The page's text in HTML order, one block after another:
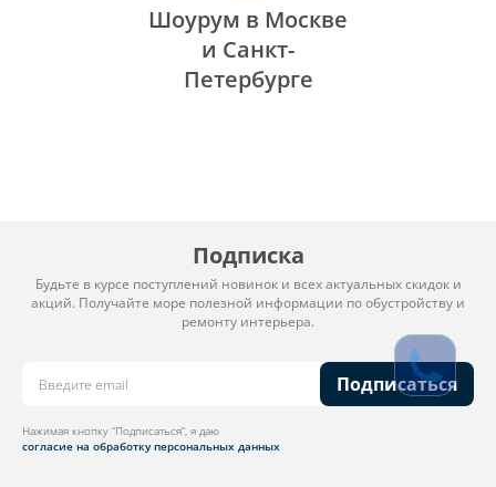
Шоурум в Москве
и Санкт-
Петербурге
Подписка
Будьте в курсе поступлений новинок и всех актуальных скидок и
акций. Получайте море полезной информации по обустройству и
ремонту интерьера.
Подписаться
Нажимая кнопку “Подписаться”, я даю
согласие на обработку персональных данных